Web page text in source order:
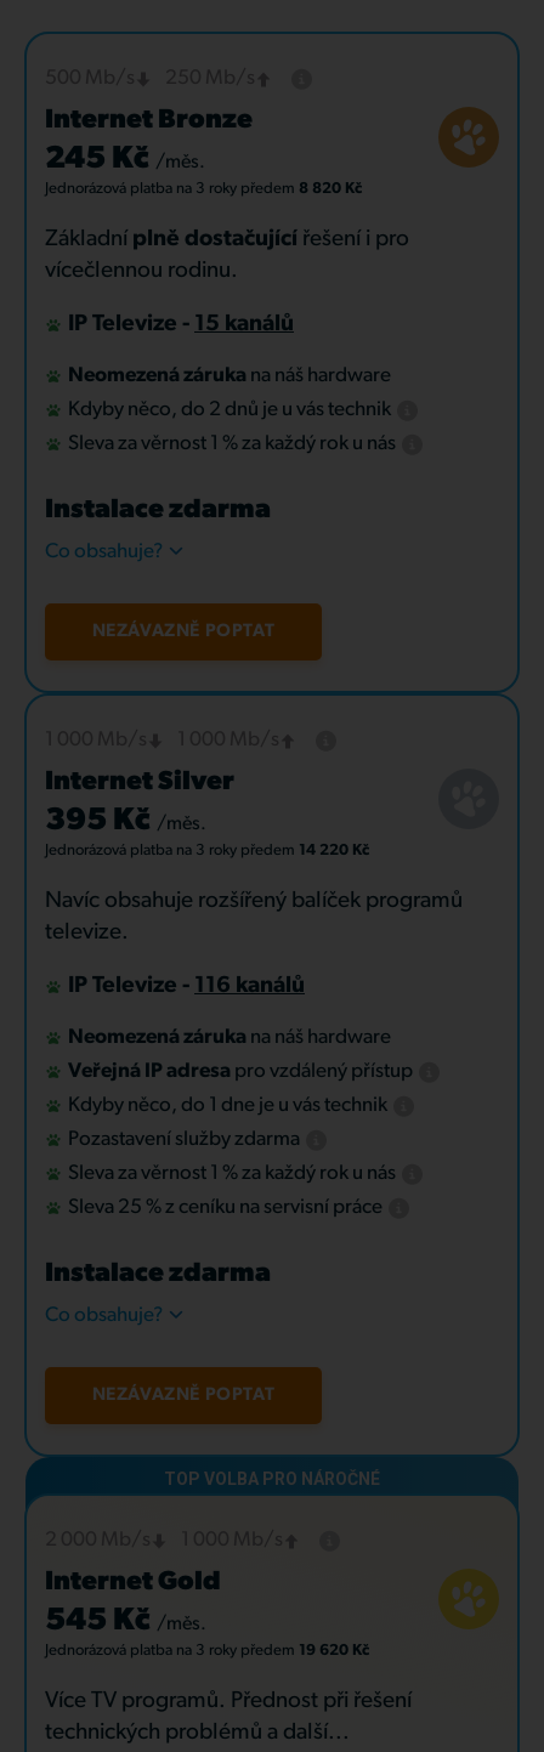
Internet Bronze
245 Kč /měs.
Jednorázová platba na 3 roky předem 8 820 Kč
Základní plně dostačující řešení i pro
vícečlennou rodinu.
IP Televize - 15 kanálů
Neomezená záruka na náš hardware
Kdyby něco, do 2 dnů je u vás technik
Sleva za věrnost 1 % za každý rok u nás
Instalace zdarma
Co obsahuje?
NEZÁVAZNĚ POPTAT
Internet Silver
395 Kč /měs.
Jednorázová platba na 3 roky předem 14 220 Kč
Navíc obsahuje rozšířený balíček programů
televize.
IP Televize - 116 kanálů
Neomezená záruka na náš hardware
Veřejná IP adresa pro vzdálený přístup
Kdyby něco, do 1 dne je u vás technik
Pozastavení služby zdarma
Sleva za věrnost 1 % za každý rok u nás
Sleva 25 % z ceníku na servisní práce
Instalace zdarma
Co obsahuje?
NEZÁVAZNĚ POPTAT
Internet Gold
545 Kč /měs.
Jednorázová platba na 3 roky předem 19 620 Kč
Více TV programů. Přednost při řešení
technických problémů a další...